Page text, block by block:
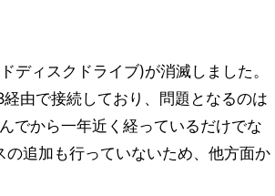
ディスクドライブ)が消滅しました。
由で接続しており、問題となるのは
でから一年近く経っているだけでな
追加も行っていないため、他方面か